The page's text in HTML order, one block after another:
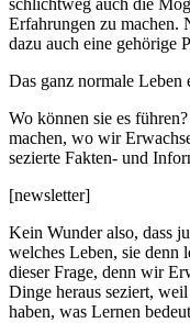
Erfahrungen zu machen.
dazu auch eine gehörige
Das ganz normale Leben
Wo können sie es
machen, wo wir
sezierte Fakten- und
[newsletter]
Kein Wunder also, dass
welches Leben, sie denn
dieser Frage, denn wir
Dinge heraus seziert,
haben, was Lernen